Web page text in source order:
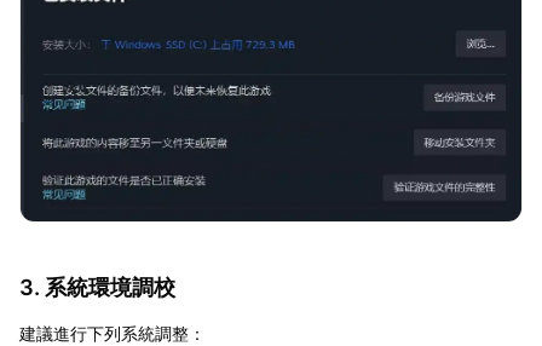
3. 系統環境調校
建議進行下列系統調整：